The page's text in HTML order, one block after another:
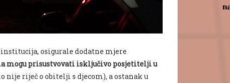
osigurale dodatne mjere
mogu prisustvovati isključivo posjetitelji u
nije riječ o obitelji s djecom), a ostanak u